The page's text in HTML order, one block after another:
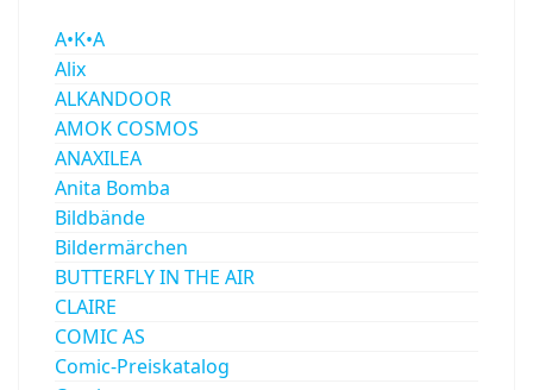
A•K•A
Alix
ALKANDOOR
AMOK COSMOS
ANAXILEA
Anita Bomba
Bildbände
Bildermärchen
BUTTERFLY IN THE AIR
CLAIRE
COMIC AS
Comic-Preiskatalog